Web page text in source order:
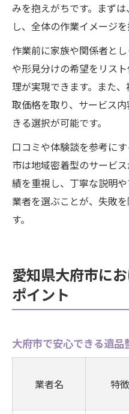
みを抱えがちです。まず
し、全体の作業イメージ
作業前に家族や関係者と
や形見分けの希望をリス
理が実現できます。また
取価格を取り、サービス
きる選択が可能です。
口コミや体験談を参考に
市は地域密着型のサービ
績を重視し、丁寧な説明
業者を選ぶことが、失敗
す。
愛知県大府市に
ポイント
大府市で安心できる遺品
業者名 特徴